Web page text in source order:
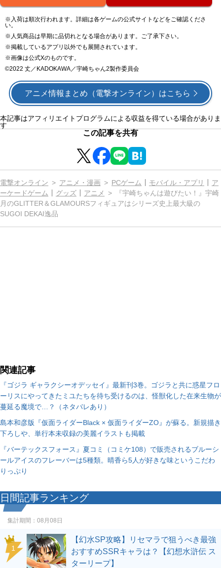
※入荷は順次行われます。詳細は各ゲームの公式サイトなどをご確認くださ
い。
※人気商品は早期に品切れとなる場合があります。ご了承下さい。
※掲載しているアプリ以外でも展開されています。
※画像は公式Xのものです。
©2022 丈／KADOKAWA／宇崎ちゃん2製作委員会
アニメ情報まとめ（電撃オンライン）はこちら
本記事はアフィリエイトプログラムによる収益を得ている場合がありま
す
この記事を共有
電撃オンライン アニメ・漫画 PCゲーム モバイル・アプリ
ア
ーケードゲーム
グッズ アニメ
『宇崎ちゃんは遊びたい！』宇崎
月のGLITTER＆GLAMOURSフィギュアはシリーズ史上最大級の
SUGOI DEKAI逸品
関連記事
『ゴジラ ギャラクシーオデッセイ』最新刊3巻。ゴジラと共に惑星フロ
ーリスにやってきたミユたちを待ち受けるのは、怪獣化した在来生物が
蔓延る魔境で…？（ネタバレあり）
島本和彦版『仮面ライダーBlack × 仮面ライダーZO』が蘇る。新規描き
下ろしや、単行本未収録の美麗イラストも掲載
『バーテックスフォース』夏コミ（コミケ108）で販売されるブルーシ
ールアイスのフレーバーは5種類。晴香ら5人が好きな味というこだわ
りっぷり
日間記事ランキング
集計期間： 08月08日
1
【幻水SP攻略】リセマラで狙うべき最強
おすすめSSRキャラは？【幻想水滸伝 ス
ターリープ】